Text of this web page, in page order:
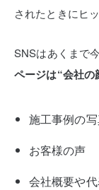
されたときにヒ
SNSはあくまで
ページは“会社
施工事例の
お客様の声
会社概要や